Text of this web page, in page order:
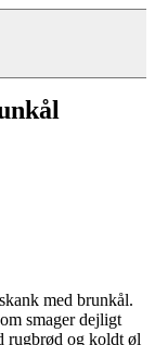
Restauranter &
med brunkål.
smager dejligt
rugbrød og koldt øl